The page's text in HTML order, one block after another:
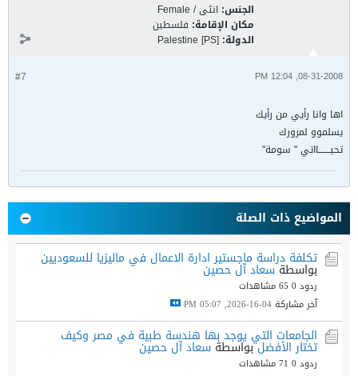
الجنس: انثى / Female
مكان الإقامة: فلسطين
الدولة: Palestine [PS]
#7 08-31-2008, 12:04 PM
اها وانا رأيي من رأيك
يسلموو لمرورك
تحيـــــــااتي " سومة"
المواضيع ذات الصلة
تكلفة دراسة ماجستير ادارة الاعمال في ماليزيا للسعوديين
بواسطةسعاد آل حصين
ردود 0
65 مشاهدات
آخر مشاركة04-16-2026, 05:07 PM
الجامعات التي يوجد بها هندسة طبية في مصر وكيف
تختار الأفضلبواسطة سعاد آل حصين
ردود 0
71 مشاهدات